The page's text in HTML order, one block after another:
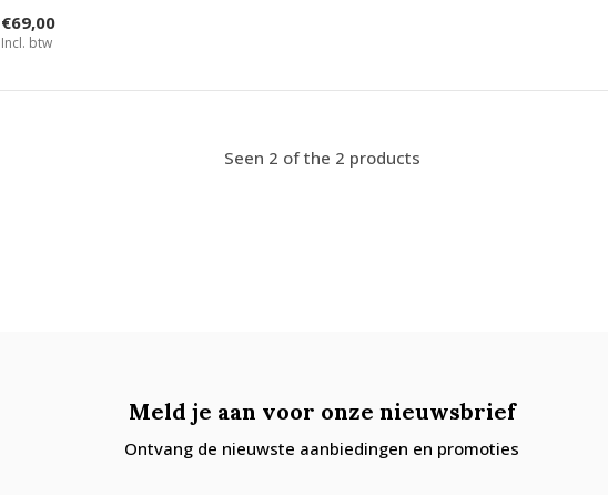
€69,00
Incl. btw
Seen 2 of the 2 products
Meld je aan voor onze nieuwsbrief
Ontvang de nieuwste aanbiedingen en promoties